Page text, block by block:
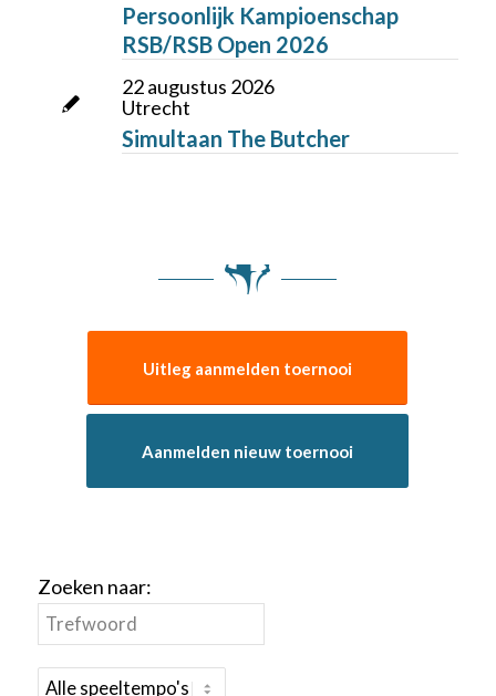
Persoonlijk Kampioenschap
RSB/RSB Open 2026
22 augustus 2026
Utrecht
Simultaan The Butcher
Uitleg aanmelden toernooi
Aanmelden nieuw toernooi